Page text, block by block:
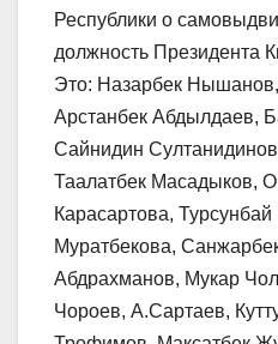
Республики о
должность Президента
Это: Назарбек
Арстанбек Абдылдаев,
Сайнидин
Таалатбек Масадыков,
Карасартова,
Муратбекова,
Абдрахманов, Мукар
Чороев, А.Сартаев,